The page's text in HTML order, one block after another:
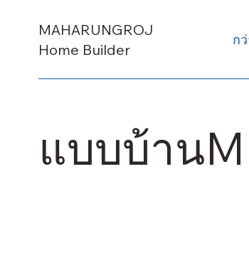
ก
MAHARUNGROJ
Home Builder
แบบบ้าน